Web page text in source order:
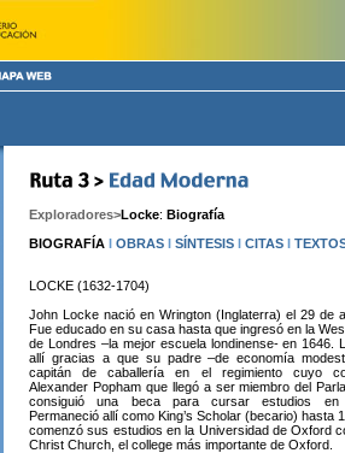
Exploradores>Locke: Biografía
BIOGRAFÍA I OBRAS I SÍNTESIS I CITAS I
LOCKE (1632-1704)
John Locke nació en Wrington (Inglaterra) el 29 de
Fue educado en su casa hasta que ingresó en la
de Londres –la mejor escuela londinense- en 1646.
allí gracias a que su padre –de economía
capitán de caballería en el regimiento cuyo
Alexander Popham que llegó a ser miembro del
consiguió una beca para cursar estudios en
Permaneció allí como King’s Scholar (becario) hasta
comenzó sus estudios en la Universidad de Oxford
Christ Church, el college más importante de Oxford.